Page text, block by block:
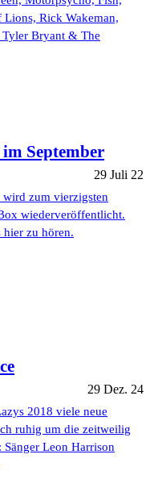
Lions, Rick Wakeman,
Tyler Bryant & The
September
29 Juli 22
zum vierzigsten
wiederveröffentlicht.
hier zu hören.
29 Dez. 24
2018 viele neue
ruhig um die zeitweilig
Sänger Leon Harrison